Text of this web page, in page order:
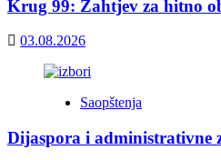
Krug 99: Zahtjev za hitno
03.08.2026
Saopštenja
Dijaspora i administrativne